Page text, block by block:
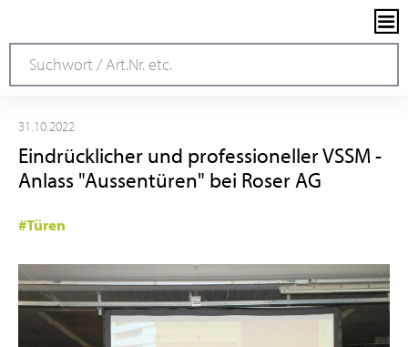
31.10.2022
Eindrücklicher und professioneller VSSM -
Anlass "Aussentüren" bei Roser AG
#Türen